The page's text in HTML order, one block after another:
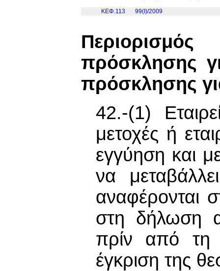
ΚΕΦ.113 99(I)/2009
πρόσκλησης
πρόσκλησης
42.-(1)
μετοχές ή
εγγύηση και
να
αναφέρονται
στη δήλωση
πρίν από τη
έγκριση της